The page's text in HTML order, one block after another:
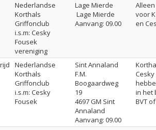
Nederlandse
Korthals
Griffonclub
i.s.m: Cesky
Fousek
vereniging
Lage Mierde
Lage Mierde
Aanvang: 09.00
voor
en
Nederlandse
Korthals
Griffonclub
i.s.m: Cesky
Fousek
Sint Annaland
F.M.
Boogaardweg
19
4697 GM Sint
Annaland
Aanvang: 09.00
in het
BVT